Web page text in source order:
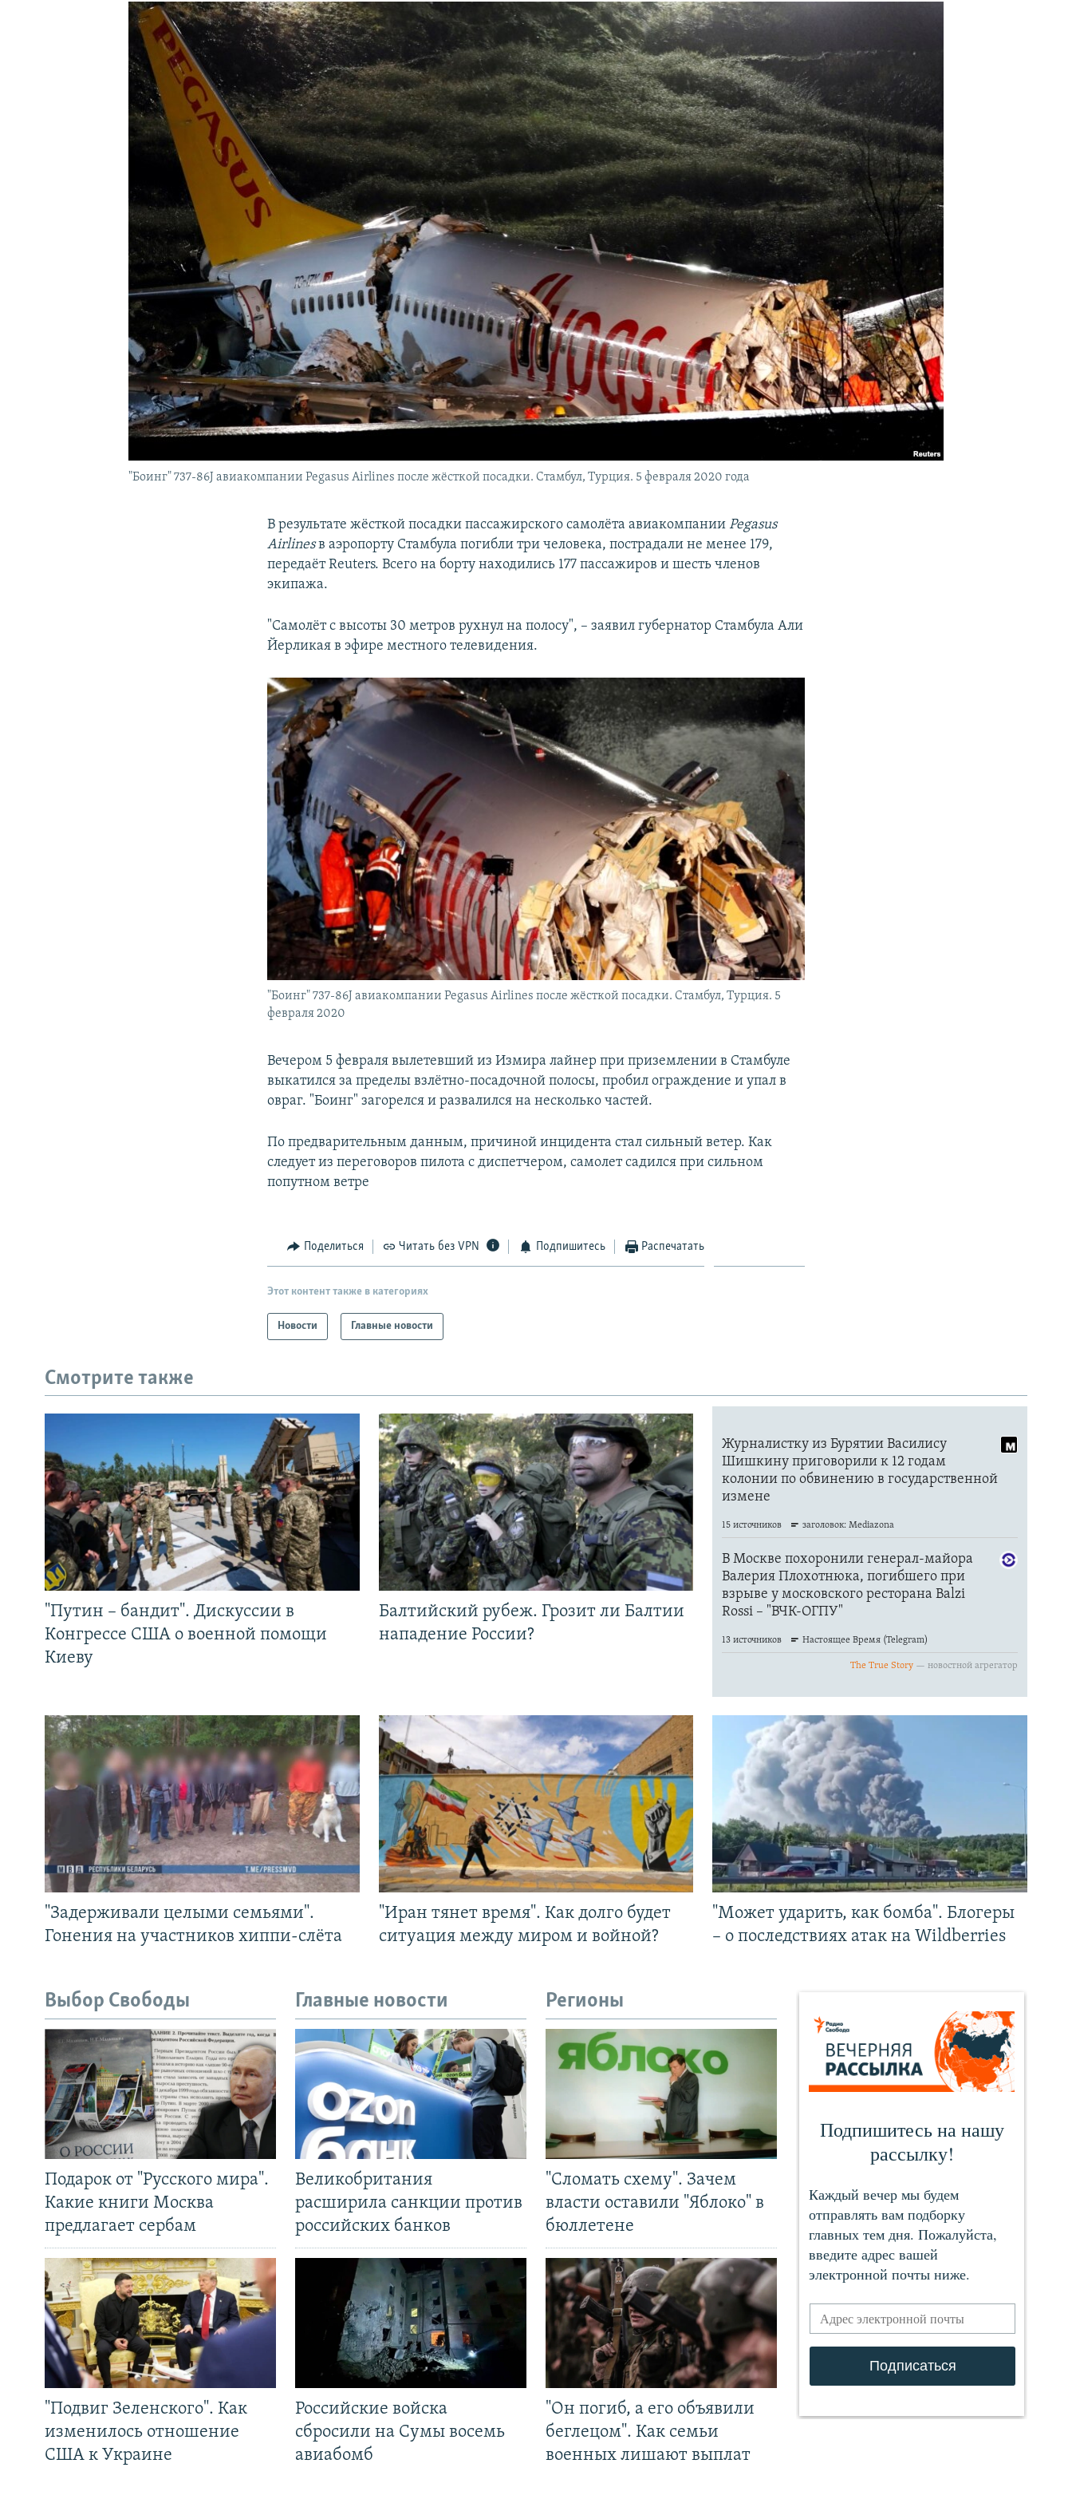
ПОДПИШИТЕСЬ НА РАССЫЛКУ
"Боинг" 737-86J авиакомпании Pegasus Airlines после жёсткой посадки. Стамбул, Турция. 5 февраля 2020 года
В результате жёсткой посадки пассажирского самолёта авиакомпанииPegasus
Airlinesв аэропорту Стамбула погибли три человека, пострадали не менее 179,
передаёт Reuters. Всего на борту находились 177 пассажиров и шесть членов
экипажа.
"Самолёт с высоты 30 метров рухнул на полосу", – заявил губернатор Стамбула Али
Йерликая в эфире местного телевидения.
"Боинг" 737-86J авиакомпании Pegasus Airlines после жёсткой посадки. Стамбул, Турция. 5
февраля 2020
Вечером 5 февраля вылетевший из Измира лайнер при приземлении в Стамбуле
выкатился за пределы взлётно-посадочной полосы, пробил ограждение и упал в
овраг. "Боинг" загорелся и развалился на несколько частей.
По предварительным данным, причиной инцидента стал сильный ветер. Как
следует из переговоров пилота с диспетчером, самолет садился при сильном
попутном ветре
Поделиться Читать без VPN Подпишитесь Распечатать
Этот контент также в категориях
Новости Главные новости
Смотрите также
"Путин – бандит". Дискуссии в
Конгрессе США о военной помощи
Киеву
Балтийский рубеж. Грозит ли Балтии
нападение России?
"Задерживали целыми семьями".
Гонения на участников хиппи-слёта
"Иран тянет время". Как долго будет
ситуация между миром и войной?
"Может ударить, как бомба". Блогеры
– о последствиях атак на Wildberries
Выбор Свободы
Подарок от "Русского мира".
Какие книги Москва
предлагает сербам
"Подвиг Зеленского". Как
изменилось отношение
США к Украине
Главные новости
Великобритания
расширила санкции против
российских банков
Российские войска
сбросили на Сумы восемь
авиабомб
Регионы
"Сломать схему". Зачем
власти оставили "Яблоко" в
бюллетене
"Он погиб, а его объявили
беглецом". Как семьи
военных лишают выплат